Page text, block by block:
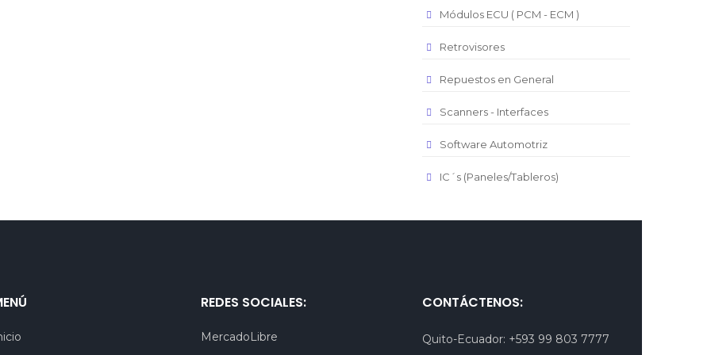
Módulos ECU ( PCM - ECM )
Retrovisores
Repuestos en General
Scanners - Interfaces
Software Automotriz
IC´s (Paneles/Tableros)
REDES SOCIALES:
MercadoLibre
CONTÁCTENOS:
Quito-Ecuador: +593 99 803 7777